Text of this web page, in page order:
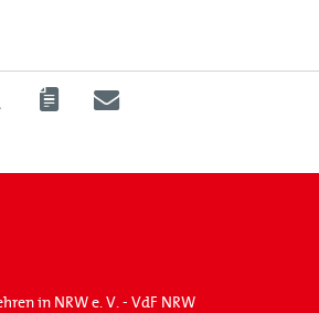
in NRW e. V. - VdF NRW